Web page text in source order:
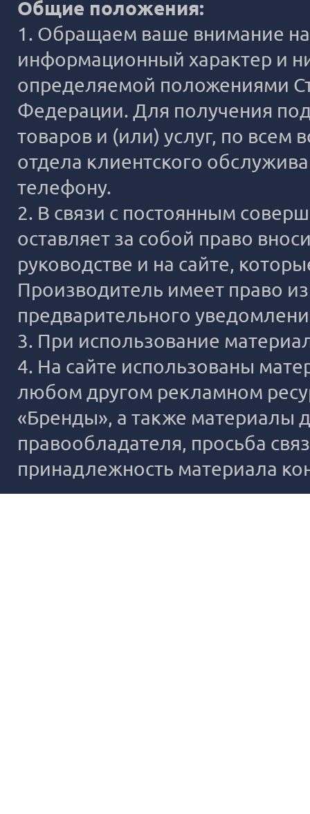
Общие положения:
1. Обращаем ваше внимание на
информационный характер и
определяемой положениями
Федерации. Для получения
товаров и (или) услуг, по
отдела клиентского
телефону.
2. В связи с постоянным
оставляет за собой право
руководстве и на сайте,
Производитель имеет право
предварительного
3. При использование
4. На сайте использованы
любом другом рекламном
«Бренды», а также материалы
правообладателя, просьба
принадлежность материала